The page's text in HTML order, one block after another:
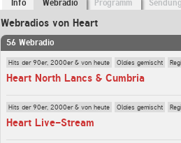
Info Webradio Programm
Webradios von Heart
56 Webradio
Hits der 90er, 2000er & von heute Oldies gemischt
Heart North Lancs & Cumbria
Hits der 90er, 2000er & von heute Oldies gemischt
Heart Live-Stream